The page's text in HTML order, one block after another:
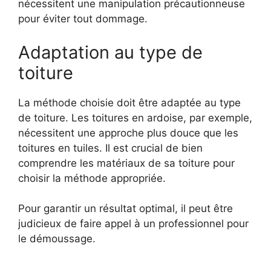
nécessitent une manipulation précautionneuse
pour éviter tout dommage.
Adaptation au type de
toiture
La méthode choisie doit être adaptée au type
de toiture. Les toitures en ardoise, par exemple,
nécessitent une approche plus douce que les
toitures en tuiles. Il est crucial de bien
comprendre les matériaux de sa toiture pour
choisir la méthode appropriée.
Pour garantir un résultat optimal, il peut être
judicieux de faire appel à un professionnel pour
le démoussage.